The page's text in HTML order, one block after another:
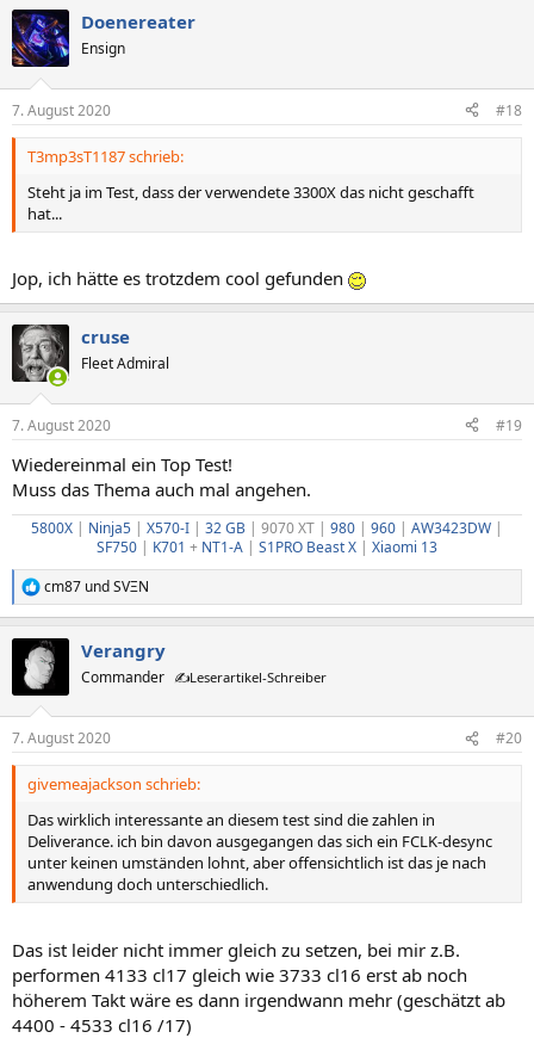
Doenereater
Ensign
7. August 2020 #18
T3mp3sT1187 schrieb:
Steht ja im Test, dass der verwendete 3300X das nicht geschafft
hat...
Jop, ich hätte es trotzdem cool gefunden
cruse
Fleet Admiral
7. August 2020 #19
Wiedereinmal ein Top Test!
Muss das Thema auch mal angehen.
5800X | Ninja5 | X570-I | 32 GB | 9070 XT | 980 | 960 | AW3423DW |
SF750 | K701 + NT1-A | S1PRO Beast X | Xiaomi 13
R
e
t
e
n
cm87 undSVΞN
Verangry
Commander ✍️Leserartikel-Schreiber
7. August 2020 #20
givemeajackson schrieb:
Das wirklich interessante an diesem test sind die zahlen in
Deliverance. ich bin davon ausgegangen das sich ein FCLK-desync
unter keinen umständen lohnt, aber offensichtlich ist das je nach
anwendung doch unterschiedlich.
Das ist leider nicht immer gleich zu setzen, bei mir z.B.
performen 4133 cl17 gleich wie 3733 cl16 erst ab noch
höherem Takt wäre es dann irgendwann mehr (geschätzt ab
4400 - 4533 cl16 /17)